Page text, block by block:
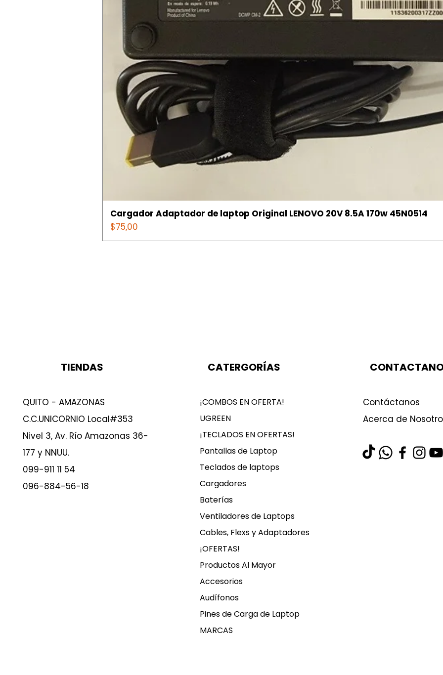
Cargador Adaptador de laptop Original LENOVO 20V 8.5A 170w 45N0514
Precio
$75,00
TIENDAS
QUITO - AMAZONAS
C.C.UNICORNIO Local#353
Nivel 3, Av. Río Amazonas 36-
177 y NNUU.
099-911 11 54
096-884-56-18
CATERGORÍAS
¡COMBOS EN OFERTA!
UGREEN
¡TECLADOS EN OFERTAS!
Pantallas de Laptop
Teclados de laptops
Cargadores
Baterías
Ventiladores de Laptops
Cables, Flexs y Adaptadores
¡OFERTAS!
Productos Al Mayor
Accesorios
Audífonos
Pines de Carga de Laptop
MARCAS
Contáctanos
Acerca de